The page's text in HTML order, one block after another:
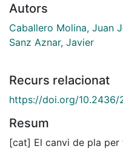
Autors
Caballero Molina, Juan
Sanz Aznar, Javier
Recurs relacionat
https://doi.org/10.2436/
Resum
[cat] El canvi de pla